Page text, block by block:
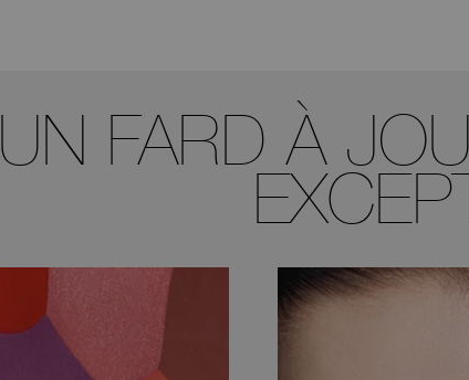
UN FARD À